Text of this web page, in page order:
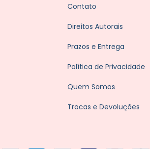
Contato
Direitos Autorais
Prazos e Entrega
Política de Privacidade
Quem Somos
Trocas e Devoluções